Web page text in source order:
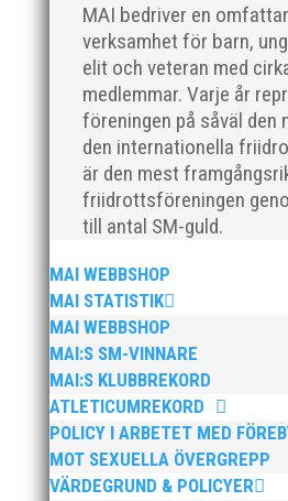
MAI bedriver en
verksamhet för barn,
elit och veteran med
medlemmar. Varje år
föreningen på såväl den
den internationella
är den mest
friidrottsföreningen
till antal SM-guld.
MAI WEBBSHOP
MAI STATISTIK
MAI WEBBSHOP
MAI:S SM-VINNARE
MAI:S KLUBBREKORD
ATLETICUMREKORD
POLICY I ARBETET MED
MOT SEXUELLA ÖVERGREPP
VÄRDEGRUND & POLICYER
Nu är hösten här och för oss
saker beroende på var man
organisationen. Här kommer
från mig som ordförande i vår
jag uppfattar läget i våra olika
BroloppetAtt...
MAI Klubbkväll 8 okt – MAI bjöd